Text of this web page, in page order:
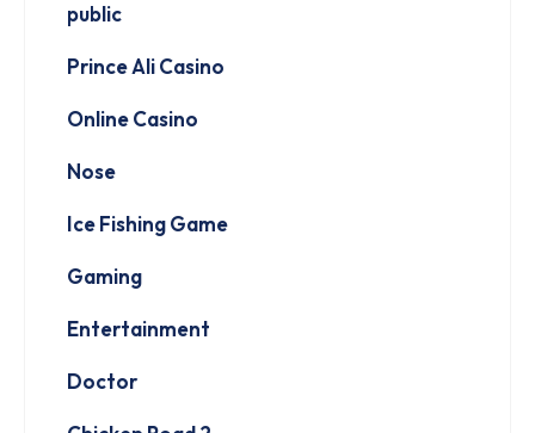
public
Prince Ali Casino
Online Casino
Nose
Ice Fishing Game
Gaming
Entertainment
Doctor